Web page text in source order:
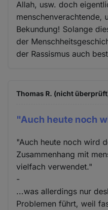
Allah, usw. doch
menschenverachtende,
Bekundung! Solange
der
der Rassismus auch
Thomas R. (nicht
"Auch heute noch
"Auch heute noch wird
Zusammenhang mit
vielfach verwendet."
-
...was allerdings nur
Problemen führt, weil